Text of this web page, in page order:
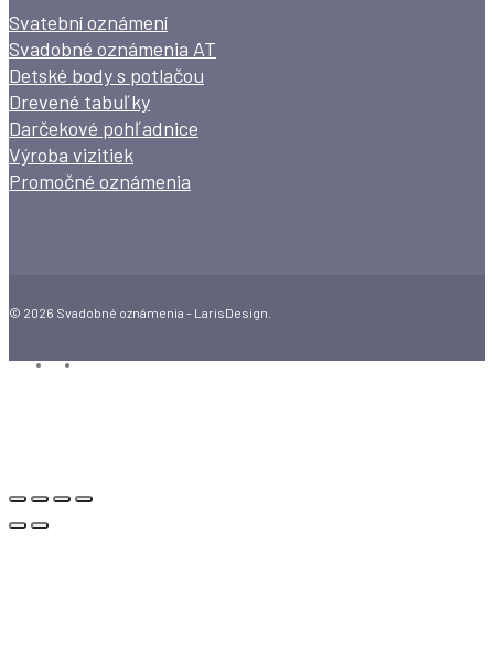
Svatební oznámení
Svadobné oznámenia AT
Detské body s potlačou
Drevené tabuľky
Darčekové pohľadnice
Výroba vizitiek
Promočné oznámenia
© 2026 Svadobné oznámenia - LarisDesign.
facebookinstagram